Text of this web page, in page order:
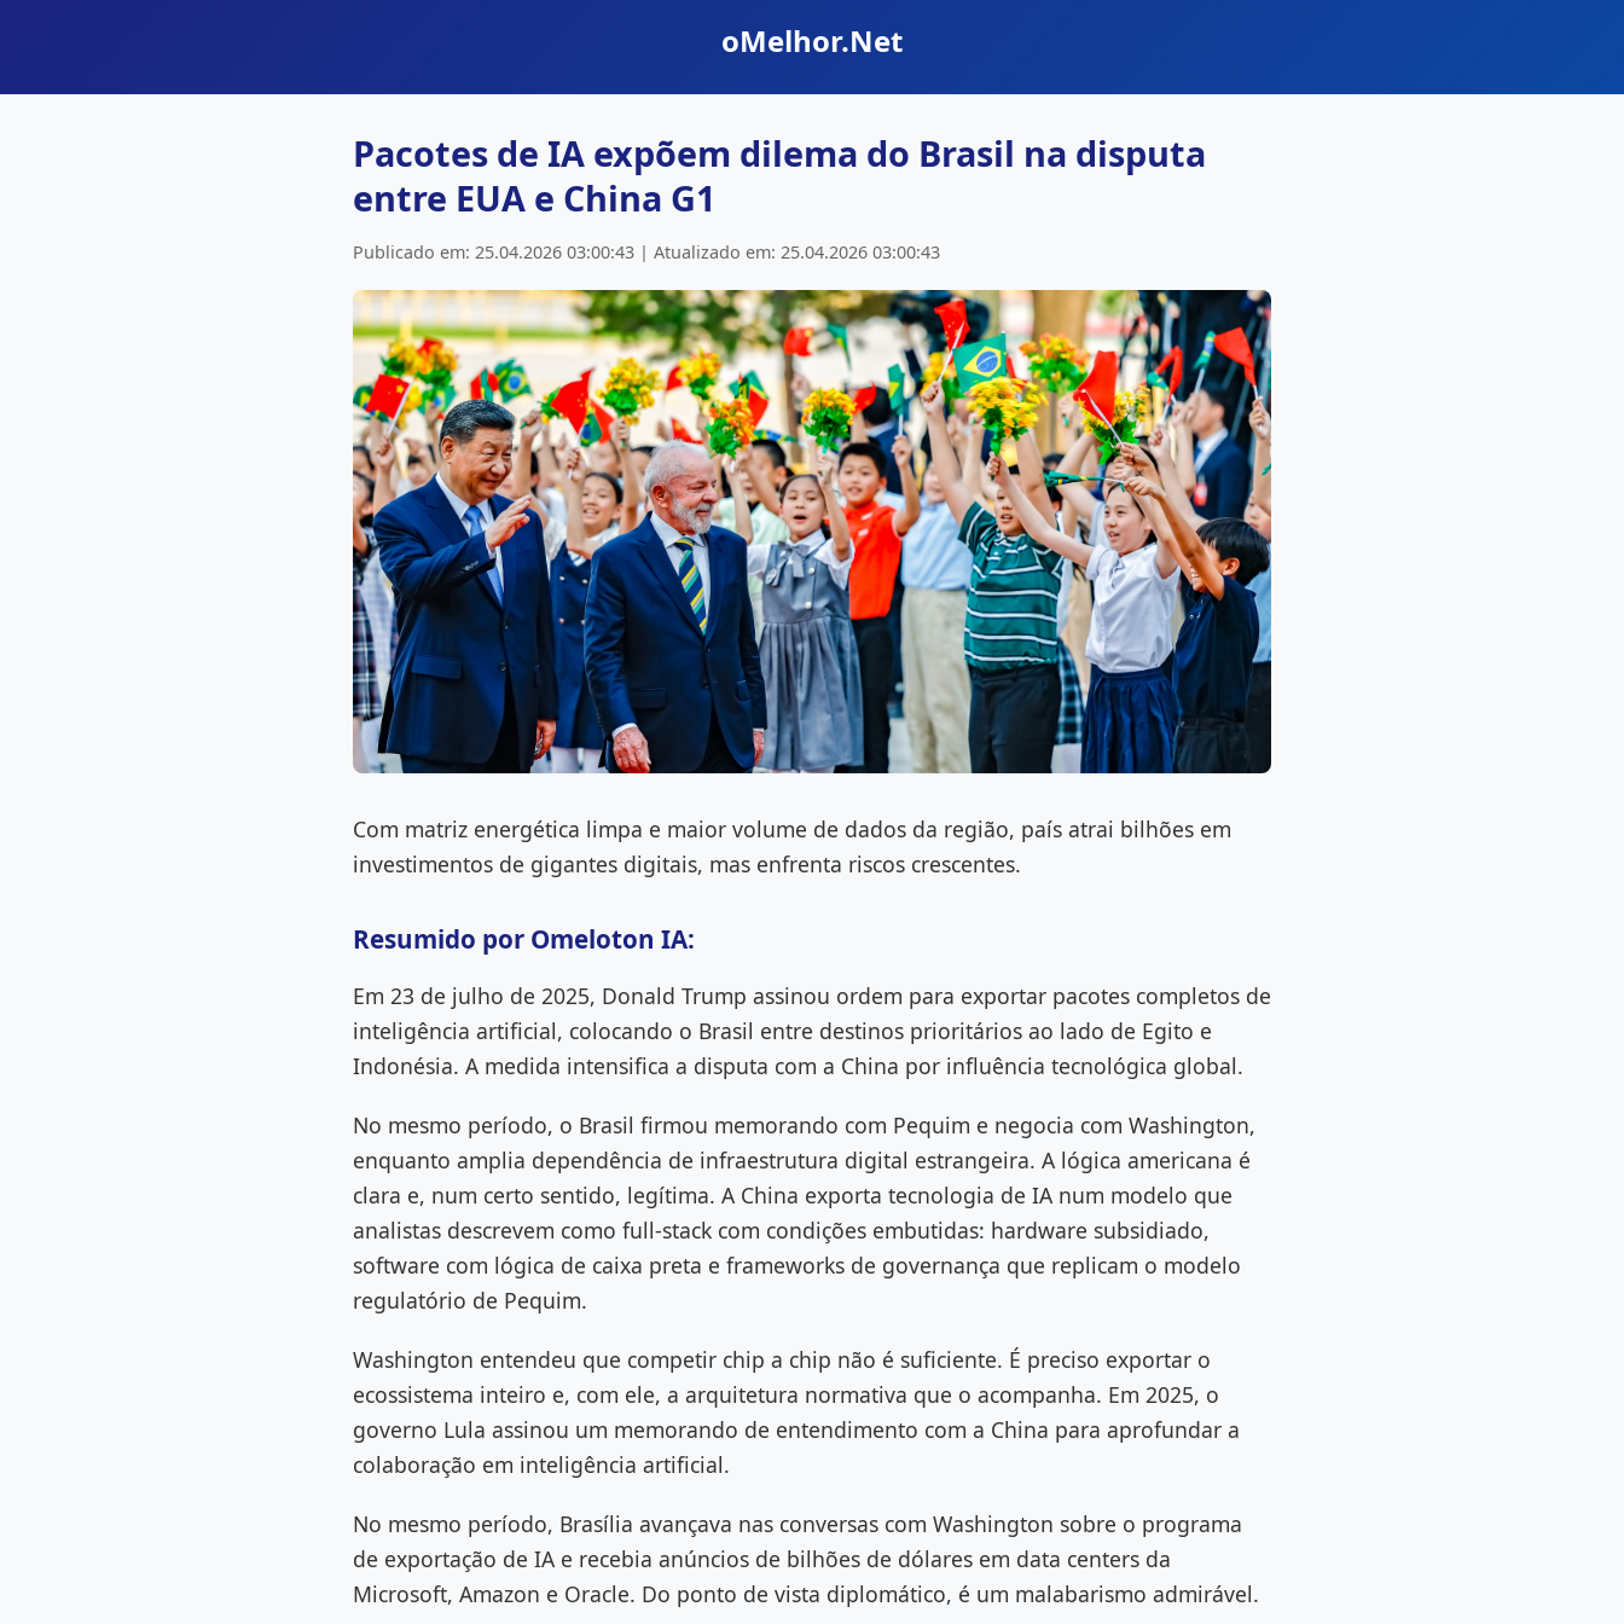
oMelhor.Net
Pacotes de IA expõem dilema do Brasil na disputa
entre EUA e China G1
Publicado em: 25.04.2026 03:00:43 | Atualizado em: 25.04.2026 03:00:43
Com matriz energética limpa e maior volume de dados da região, país atrai bilhões em
investimentos de gigantes digitais, mas enfrenta riscos crescentes.
Resumido por Omeloton IA:
Em 23 de julho de 2025, Donald Trump assinou ordem para exportar pacotes completos de
inteligência artificial, colocando o Brasil entre destinos prioritários ao lado de Egito e
Indonésia. A medida intensifica a disputa com a China por influência tecnológica global.
No mesmo período, o Brasil firmou memorando com Pequim e negocia com Washington,
enquanto amplia dependência de infraestrutura digital estrangeira. A lógica americana é
clara e, num certo sentido, legítima. A China exporta tecnologia de IA num modelo que
analistas descrevem como full-stack com condições embutidas: hardware subsidiado,
software com lógica de caixa preta e frameworks de governança que replicam o modelo
regulatório de Pequim.
Washington entendeu que competir chip a chip não é suficiente. É preciso exportar o
ecossistema inteiro e, com ele, a arquitetura normativa que o acompanha. Em 2025, o
governo Lula assinou um memorando de entendimento com a China para aprofundar a
colaboração em inteligência artificial.
No mesmo período, Brasília avançava nas conversas com Washington sobre o programa
de exportação de IA e recebia anúncios de bilhões de dólares em data centers da
Microsoft, Amazon e Oracle. Do ponto de vista diplomático, é um malabarismo admirável.